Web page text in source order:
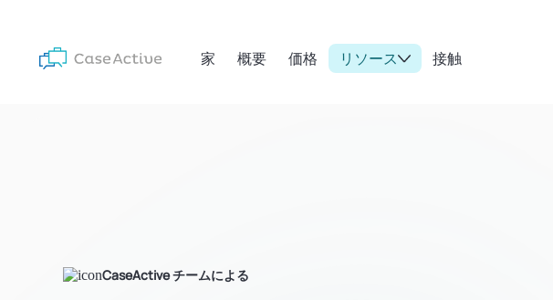
家 概要 価格 リソース 接触
CaseActive チームによる